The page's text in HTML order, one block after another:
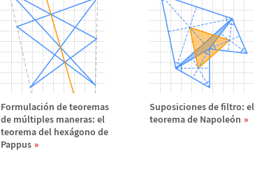
Formulación de teoremas
de múltiples maneras: el
teorema del hexágono de
Pappus
Suposiciones de filtro: el
teorema de Napoleón